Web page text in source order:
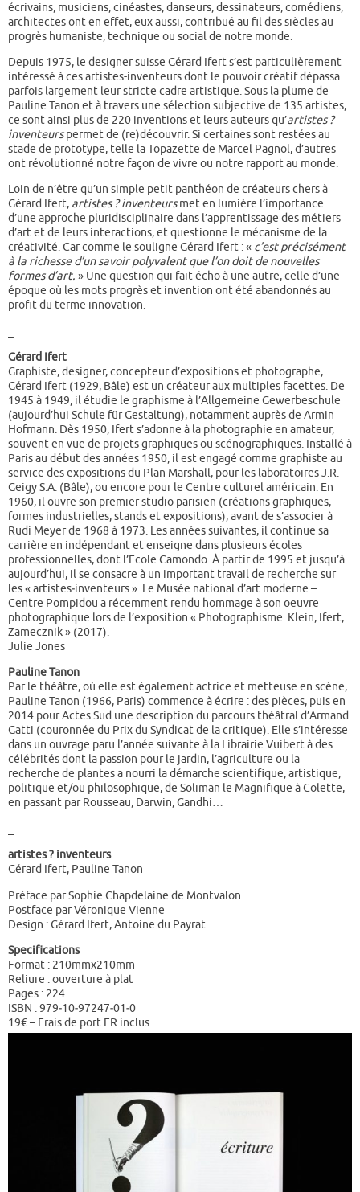
écrivains, musiciens, cinéastes, danseurs, dessinateurs, comédiens,
architectes ont en effet, eux aussi, contribué au fil des siècles au
progrès humaniste, technique ou social de notre monde.
Depuis 1975, le designer suisse Gérard Ifert s’est particulièrement
intéressé à ces artistes-inventeurs dont le pouvoir créatif dépassa
parfois largement leur stricte cadre artistique. Sous la plume de
Pauline Tanon et à travers une sélection subjective de 135 artistes,
ce sont ainsi plus de 220 inventions et leurs auteurs qu’artistes ?
inventeurspermet de (re)découvrir. Si certaines sont restées au
stade de prototype, telle la Topazette de Marcel Pagnol, d’autres
ont révolutionné notre façon de vivre ou notre rapport au monde.
Loin de n’être qu’un simple petit panthéon de créateurs chers à
Gérard Ifert, artistes ? inventeurs met en lumière l’importance
d’une approche pluridisciplinaire dans l’apprentissage des métiers
d’art et de leurs interactions, et questionne le mécanisme de la
créativité. Car comme le souligne Gérard Ifert : « c’est précisément
à la richesse d’un savoir polyvalent que l’on doit de nouvelles
formes d’art. » Une question qui fait écho à une autre, celle d’une
époque où les mots progrès et invention ont été abandonnés au
profit du terme innovation.
Gérard Ifert
Graphiste, designer, concepteur d’expositions et photographe,
Gérard Ifert (1929, Bâle) est un créateur aux multiples facettes. De
1945 à 1949, il étudie le graphisme à l’Allgemeine Gewerbeschule
(aujourd’hui Schule für Gestaltung), notamment auprès de Armin
Hofmann. Dès 1950, Ifert s’adonne à la photographie en amateur,
souvent en vue de projets graphiques ou scénographiques. Installé à
Paris au début des années 1950, il est engagé comme graphiste au
service des expositions du Plan Marshall, pour les laboratoires J.R.
Geigy S.A. (Bâle), ou encore pour le Centre culturel américain. En
1960, il ouvre son premier studio parisien (créations graphiques,
formes industrielles, stands et expositions), avant de s’associer à
Rudi Meyer de 1968 à 1973. Les années suivantes, il continue sa
carrière en indépendant et enseigne dans plusieurs écoles
professionnelles, dont l’Ecole Camondo. À partir de 1995 et jusqu’à
aujourd’hui, il se consacre à un important travail de recherche sur
les « artistes‑inventeurs ». Le Musée national d’art moderne –
Centre Pompidou a récemment rendu hommage à son oeuvre
photographique lors de l’exposition « Photographisme. Klein, Ifert,
Zamecznik » (2017).
Julie Jones
Pauline Tanon
Par le théâtre, où elle est également actrice et metteuse en scène,
Pauline Tanon (1966, Paris) commence à écrire : des pièces, puis en
2014 pour Actes Sud une description du parcours théâtral d’Armand
Gatti (couronnée du Prix du Syndicat de la critique). Elle s’intéresse
dans un ouvrage paru l’année suivante à la Librairie Vuibert à des
célébrités dont la passion pour le jardin, l’agriculture ou la
recherche de plantes a nourri la démarche scientifique, artistique,
politique et/ou philosophique, de Soliman le Magnifique à Colette,
en passant par Rousseau, Darwin, Gandhi…
artistes ? inventeurs
Gérard Ifert, Pauline Tanon
Préface par Sophie Chapdelaine de Montvalon
Postface par Véronique Vienne
Design : Gérard Ifert, Antoine du Payrat
Specifications
Format : 210mmx210mm
Reliure : ouverture à plat
Pages : 224
ISBN : 979‑10‑97247‑01‑0
19€ – Frais de port FR inclus